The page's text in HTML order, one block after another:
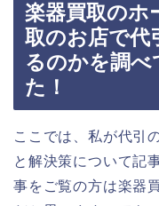
楽器買取のホ
取のお店で代
るのかを調
た！
ここでは、私が代引
と解決策について記
事をご覧の方は楽器